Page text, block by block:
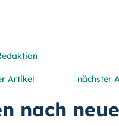
Artikel nächster
nach